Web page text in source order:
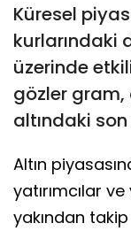
Küresel
kurlarındaki
üzerinde
gözler gram,
altındaki
Altın
yatırımcılar
yakından